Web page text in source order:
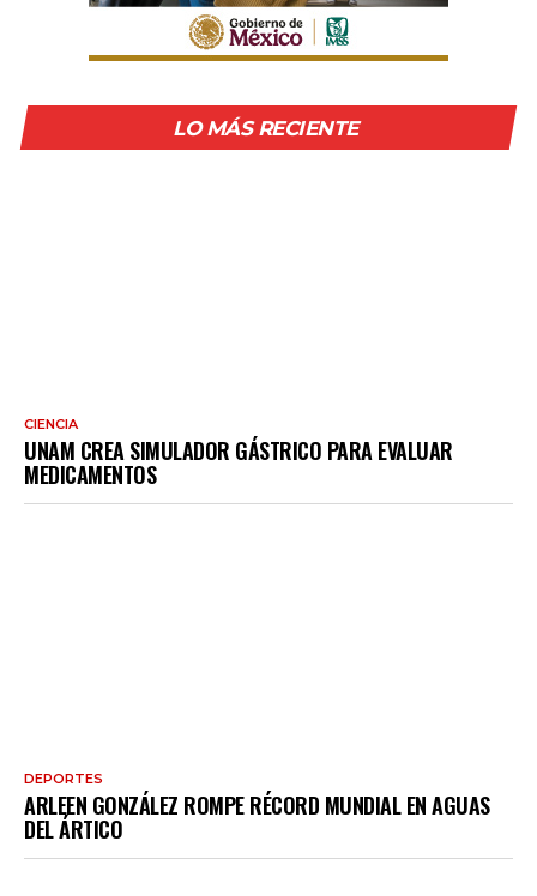
LO MÁS RECIENTE
CIENCIA
UNAM CREA SIMULADOR GÁSTRICO PARA EVALUAR
MEDICAMENTOS
DEPORTES
ARLEEN GONZÁLEZ ROMPE RÉCORD MUNDIAL EN AGUAS
DEL ÁRTICO